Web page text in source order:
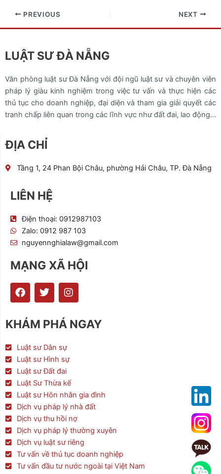
PREVIOUS NEXT
LUẬT SƯ ĐÀ NẴNG
Văn phòng luật sư Đà Nẵng với đội ngũ luật sư và chuyên viên
pháp lý giàu kinh nghiệm trong việc tư vấn và thực hiện các
thủ tục cho doanh nghiệp, đại diện và tham gia giải quyết các
tranh chấp liên quan trong các lĩnh vực như đất đai, lao động…
ĐỊA CHỈ
Tầng 1, 24 Phan Bội Châu, phường Hải Châu, TP. Đà Nẵng
LIÊN HỆ
Điện thoại: 0912987103
Zalo: 0912 987 103
nguyennghialaw@gmail.com
MẠNG XÃ HỘI
F
a
e
b
o
k
T
w
t
t
r
I
n
t
a
a
KHÁM PHÁ NGAY
Luật sư Dân sự
Luật sư Hình sự
Luật sư Đất đai
Luật Sư Thừa kế
Luật sư Hôn nhân gia đình
Dịch vụ pháp lý nhà đất
Dịch vụ thu hồi nợ
Dịch vụ pháp lý thường xuyên
Dịch vụ luật sư riêng
Tư vấn về thủ tục doanh nghiệp
Tư vấn đầu tư nước ngoài tại Việt Nam